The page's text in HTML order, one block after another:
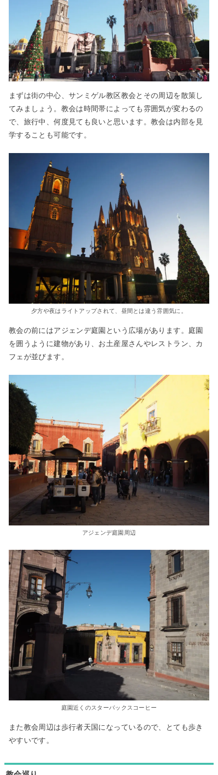
まずは街の中心、サンミゲル教区教会とその周辺を散策し
てみましょう。教会は時間帯によっても雰囲気が変わるの
で、旅行中、何度見ても良いと思います。教会は内部を見
学することも可能です。
夕方や夜はライトアップされて、昼間とは違う雰囲気に。
教会の前にはアジェンデ庭園という広場があります。庭園
を囲うように建物があり、お土産屋さんやレストラン、カ
フェが並びます。
アジェンデ庭園周辺
庭園近くのスターバックスコーヒー
また教会周辺は歩行者天国になっているので、とても歩き
やすいです。